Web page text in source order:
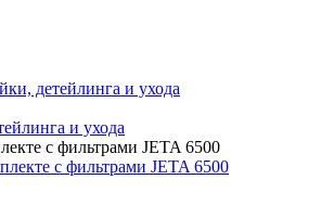
детейлинга и ухода
и ухода
с фильтрами JETA 6500